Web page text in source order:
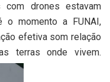
com drones estavam
o momento a FUNAI,
efetiva som relação
terras onde vivem.